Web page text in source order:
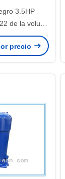
3.5HP
de la voluta
precio